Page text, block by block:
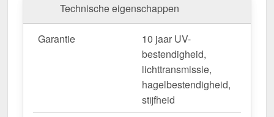
Technische eigenschappen
Garantie
10 jaar UV-
bestendigheid,
lichttransmissie,
hagelbestendigheid,
stijfheid